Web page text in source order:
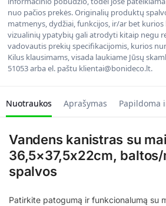
nuo pačios prekės. Originalių produktų
matmenys, dydžiai, funkcijos, ir/ar bet kurios
vizualinių ypatybių gali atrodyti kitaip negu
vadovautis prekių specifikacijomis, kurios
Kilus klausimams, visada laukiame Jūsų
51053 arba el. paštu klientai@bonideco.lt.
Nuotraukos Aprašymas Papildoma
Vandens kanistras su
36,5×37,5x22cm,
spalvos
Patirkite patogumą ir funkcionalumą su